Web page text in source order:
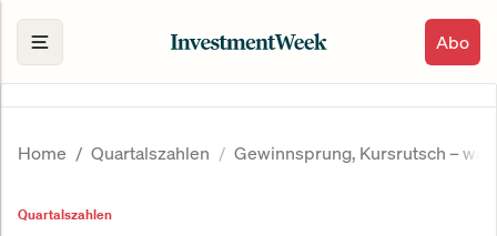
Abo
Home Quartalszahlen Gewinnsprung, Kursrutsch –
Quartalszahlen